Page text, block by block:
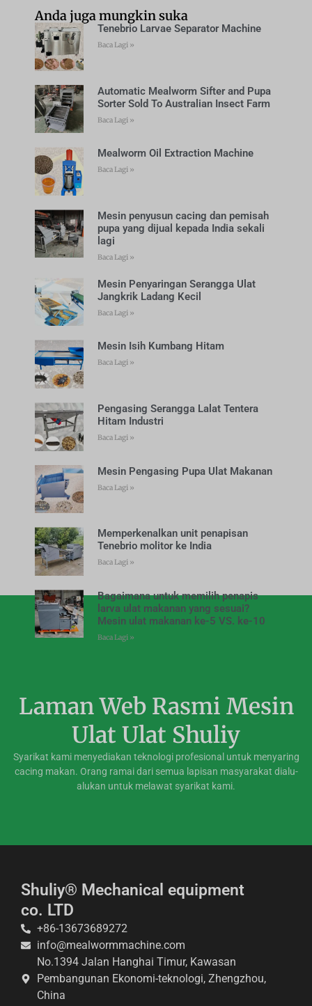
Anda juga mungkin suka
Tenebrio Larvae Separator Machine
Baca Lagi »
Automatic Mealworm Sifter and Pupa
Sorter Sold To Australian Insect Farm
Baca Lagi »
Mealworm Oil Extraction Machine
Baca Lagi »
Mesin penyusun cacing dan pemisah
pupa yang dijual kepada India sekali
lagi
Baca Lagi »
Mesin Penyaringan Serangga Ulat
Jangkrik Ladang Kecil
Baca Lagi »
Mesin Isih Kumbang Hitam
Baca Lagi »
Pengasing Serangga Lalat Tentera
Hitam Industri
Baca Lagi »
Mesin Pengasing Pupa Ulat Makanan
Baca Lagi »
Memperkenalkan unit penapisan
Tenebrio molitor ke India
Baca Lagi »
Bagaimana untuk memilih penapis
larva ulat makanan yang sesuai?
Mesin ulat makanan ke-5 VS. ke-10
Baca Lagi »
Laman Web Rasmi Mesin
Ulat Ulat Shuliy
Syarikat kami menyediakan teknologi profesional untuk menyaring
cacing makan. Orang ramai dari semua lapisan masyarakat dialu-
alukan untuk melawat syarikat kami.
Shuliy® Mechanical equipment
co. LTD
+86-13673689272
info@mealwormmachine.com
No.1394 Jalan Hanghai Timur, Kawasan
Pembangunan Ekonomi-teknologi, Zhengzhou,
China